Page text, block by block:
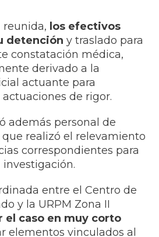
reunida, los efectivos
detención y traslado para
constatación médica,
derivado a la
actuante para
de rigor.
además personal de
realizó el relevamiento
correspondientes para
entre el Centro de
y la URPM Zona II
el caso en muy corto
elementos vinculados al